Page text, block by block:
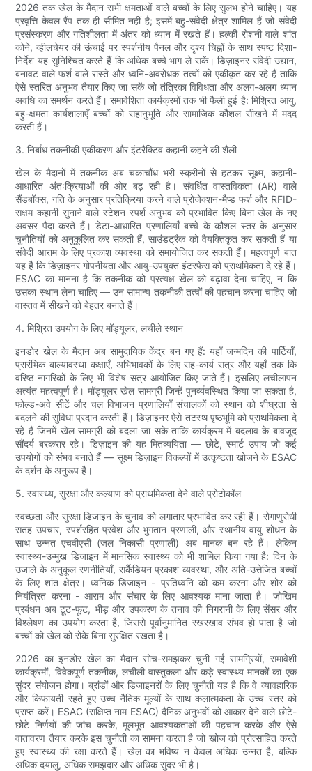
2026 तक खेल के मैदान सभी क्षमताओं वाले बच्चों के लिए सुलभ होने चाहिए। यह
प्रवृत्ति केवल रैंप तक ही सीमित नहीं है; इसमें बहु-संवेदी क्षेत्र शामिल हैं जो संवेदी
प्रसंस्करण और गतिशीलता में अंतर को ध्यान में रखते हैं। हल्की रोशनी वाले शांत
कोने, व्हीलचेयर की ऊंचाई पर स्पर्शनीय पैनल और दृश्य चिह्नों के साथ स्पष्ट दिशा-
निर्देश यह सुनिश्चित करते हैं कि अधिक बच्चे भाग ले सकें। डिज़ाइनर संवेदी उद्यान,
बनावट वाले फर्श वाले रास्ते और ध्वनि-अवरोधक तत्वों को एकीकृत कर रहे हैं ताकि
ऐसे स्तरित अनुभव तैयार किए जा सकें जो तंत्रिका विविधता और अलग-अलग ध्यान
अवधि का समर्थन करते हैं। समावेशिता कार्यक्रमों तक भी फैली हुई है: मिश्रित आयु,
बहु-क्षमता कार्यशालाएँ बच्चों को सहानुभूति और सामाजिक कौशल सीखने में मदद
करती हैं।
3. निर्बाध तकनीकी एकीकरण और इंटरैक्टिव कहानी कहने की शैली
खेल के मैदानों में तकनीक अब चकाचौंध भरी स्क्रीनों से हटकर सूक्ष्म, कहानी-
आधारित अंतःक्रियाओं की ओर बढ़ रही है। संवर्धित वास्तविकता (AR) वाले
सैंडबॉक्स, गति के अनुसार प्रतिक्रिया करने वाले प्रोजेक्शन-मैप्ड फर्श और RFID-
सक्षम कहानी सुनाने वाले स्टेशन स्पर्श अनुभव को प्रभावित किए बिना खेल के नए
अवसर पैदा करते हैं। डेटा-आधारित प्रणालियाँ बच्चे के कौशल स्तर के अनुसार
चुनौतियों को अनुकूलित कर सकती हैं, साउंडट्रैक को वैयक्तिकृत कर सकती हैं या
संवेदी आराम के लिए प्रकाश व्यवस्था को समायोजित कर सकती हैं। महत्वपूर्ण बात
यह है कि डिज़ाइनर गोपनीयता और आयु-उपयुक्त इंटरफेस को प्राथमिकता दे रहे हैं।
ESAC का मानना ​​है कि तकनीक को प्रत्यक्ष खेल को बढ़ावा देना चाहिए, न कि
उसका स्थान लेना चाहिए — उन सामान्य तकनीकी तत्वों की पहचान करना चाहिए जो
वास्तव में सीखने को बेहतर बनाते हैं।
4. मिश्रित उपयोग के लिए मॉड्यूलर, लचीले स्थान
इनडोर खेल के मैदान अब सामुदायिक केंद्र बन गए हैं: यहाँ जन्मदिन की पार्टियाँ,
प्रारंभिक बाल्यावस्था कक्षाएँ, अभिभावकों के लिए सह-कार्य सत्र और यहाँ तक कि
वरिष्ठ नागरिकों के लिए भी विशेष सत्र आयोजित किए जाते हैं। इसलिए लचीलापन
अत्यंत महत्वपूर्ण है। मॉड्यूलर खेल सामग्री जिन्हें पुनर्व्यवस्थित किया जा सकता है,
फोल्ड-अवे सीटें और चल विभाजन प्रणालियाँ संचालकों को स्थान को शीघ्रता से
बदलने की सुविधा प्रदान करती हैं। डिज़ाइनर ऐसे तटस्थ पृष्ठभूमि को प्राथमिकता दे
रहे हैं जिनमें खेल सामग्री को बदला जा सके ताकि कार्यक्रम में बदलाव के बावजूद
सौंदर्य बरकरार रहे। डिज़ाइन की यह मितव्ययिता — छोटे, स्मार्ट उपाय जो कई
उपयोगों को संभव बनाते हैं — सूक्ष्म डिज़ाइन विकल्पों में उत्कृष्टता खोजने के ESAC
के दर्शन के अनुरूप है।
5. स्वास्थ्य, सुरक्षा और कल्याण को प्राथमिकता देने वाले प्रोटोकॉल
स्वच्छता और सुरक्षा डिजाइन के चुनाव को लगातार प्रभावित कर रही हैं। रोगाणुरोधी
सतह उपचार, स्पर्शरहित प्रवेश और भुगतान प्रणाली, और स्थानीय वायु शोधन के
साथ उन्नत एचवीएसी (जल निकासी प्रणाली) अब मानक बन रहे हैं। लेकिन
स्वास्थ्य-उन्मुख डिजाइन में मानसिक स्वास्थ्य को भी शामिल किया गया है: दिन के
उजाले के अनुकूल रणनीतियाँ, सर्कैडियन प्रकाश व्यवस्था, और अति-उत्तेजित बच्चों
के लिए शांत क्षेत्र। ध्वनिक डिजाइन - प्रतिध्वनि को कम करना और शोर को
नियंत्रित करना - आराम और संचार के लिए आवश्यक माना जाता है। जोखिम
प्रबंधन अब टूट-फूट, भीड़ और उपकरण के तनाव की निगरानी के लिए सेंसर और
विश्लेषण का उपयोग करता है, जिससे पूर्वानुमानित रखरखाव संभव हो पाता है जो
बच्चों को खेल को रोके बिना सुरक्षित रखता है।
2026 का इनडोर खेल का मैदान सोच-समझकर चुनी गई सामग्रियों, समावेशी
कार्यक्रमों, विवेकपूर्ण तकनीक, लचीली वास्तुकला और कड़े स्वास्थ्य मानकों का एक
सुंदर संयोजन होगा। ब्रांडों और डिजाइनरों के लिए चुनौती यह है कि वे व्यावहारिक
और किफायती रहते हुए उच्च नैतिक मूल्यों के साथ कलात्मकता के उच्च स्तर को
प्राप्त करें। ESAC (संक्षिप्त नाम ESAC) दैनिक अनुभवों को आकार देने वाले छोटे-
छोटे निर्णयों की जांच करके, मूलभूत आवश्यकताओं की पहचान करके और ऐसे
वातावरण तैयार करके इस चुनौती का सामना करता है जो खोज को प्रोत्साहित करते
हुए स्वास्थ्य की रक्षा करते हैं। खेल का भविष्य न केवल अधिक उन्नत है, बल्कि
अधिक दयालु, अधिक समझदार और अधिक सुंदर भी है।